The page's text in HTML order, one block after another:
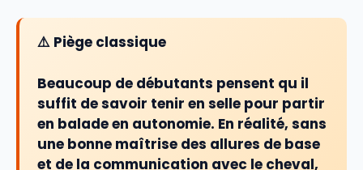
⚠️ Piège classique
Beaucoup de débutants pensent qu il
suffit de savoir tenir en selle pour partir
en balade en autonomie. En réalité, sans
une bonne maîtrise des allures de base
et de la communication avec le cheval,